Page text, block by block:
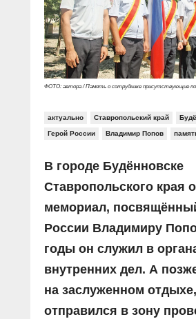
Социальные ролики
Документальные фильмы
Прямой разговор
В знании сила
Специальный репортаж
КиберПОСТОВОЙ
Газета «Щит и меч»
Журнал «Полиция России»
О ПОРТАЛЕ
Контакты
Вакансии
ФОТО: автора / Память о сотруднике присутствующие
актуально Ставропольский край
Герой России Владимир Попов
В городе Будённовске
Ставропольского края
мемориал,
России Владимиру
годы он служил в
внутренних дел. А
на заслуженном отдыхе,
отправился в зону